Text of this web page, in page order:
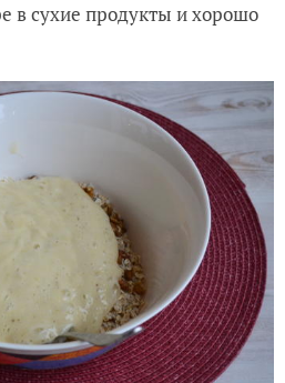
в сухие продукты и хорошо